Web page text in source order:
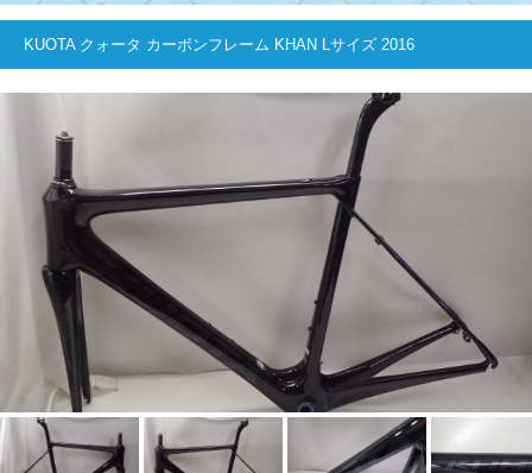
KUOTA クォータ カーボンフレーム KHAN Lサイズ 2016